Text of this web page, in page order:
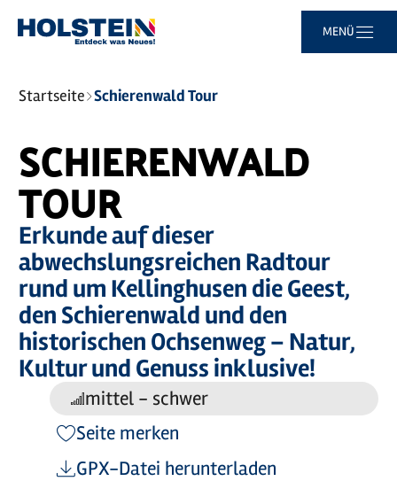
MENÜ
Sie
sind
Startseite Schierenwald Tour
SCHIERENWALD
TOUR
Erkunde auf dieser
abwechslungsreichen Radtour
rund um Kellinghusen die Geest,
den Schierenwald und den
historischen Ochsenweg – Natur,
Kultur und Genuss inklusive!
Anforderung:
mittel - schwer
Seite merken
GPX-Datei herunterladen
Mein Standort